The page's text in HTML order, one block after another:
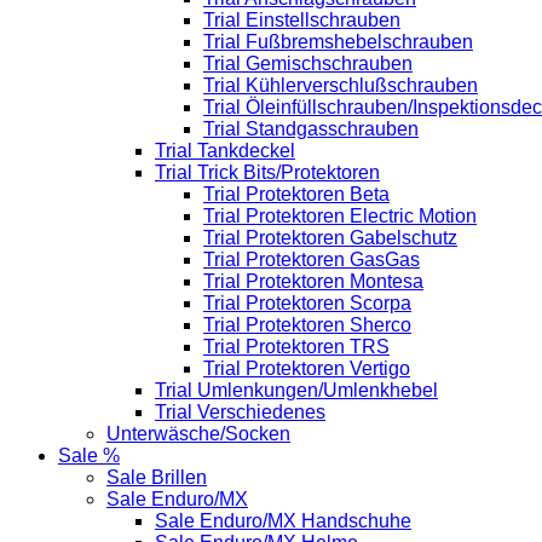
Trial Einstellschrauben
Trial Fußbremshebelschrauben
Trial Gemischschrauben
Trial Kühlerverschlußschrauben
Trial Öleinfüllschrauben/
Trial Standgasschrauben
Trial Tankdeckel
Trial Trick Bits/Protektoren
Trial Protektoren Beta
Trial Protektoren Electric Motion
Trial Protektoren Gabelschutz
Trial Protektoren GasGas
Trial Protektoren Montesa
Trial Protektoren Scorpa
Trial Protektoren Sherco
Trial Protektoren TRS
Trial Protektoren Vertigo
Trial Umlenkungen/Umlenkhebel
Trial Verschiedenes
Unterwäsche/Socken
Sale %
Sale Brillen
Sale Enduro/MX
Sale Enduro/MX Handschuhe